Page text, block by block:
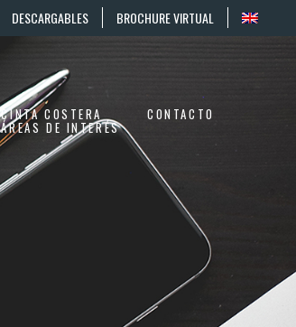
BROCHURE VIRTUAL
DESCARGABLES
CINTA COSTERA
ÁREAS DE INTERÉS
CONTACTO